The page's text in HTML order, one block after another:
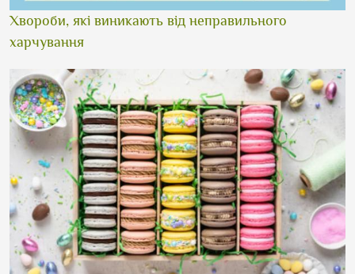
Хвороби, які виникають від неправильного
харчування